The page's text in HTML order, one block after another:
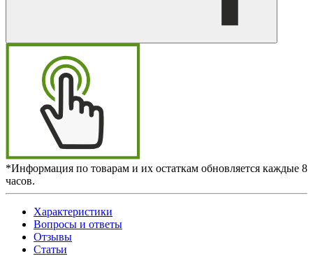
*Информация по товарам и их остаткам обновляется каждые 8
часов.
Характеристики
Вопросы и ответы
Отзывы
Статьи